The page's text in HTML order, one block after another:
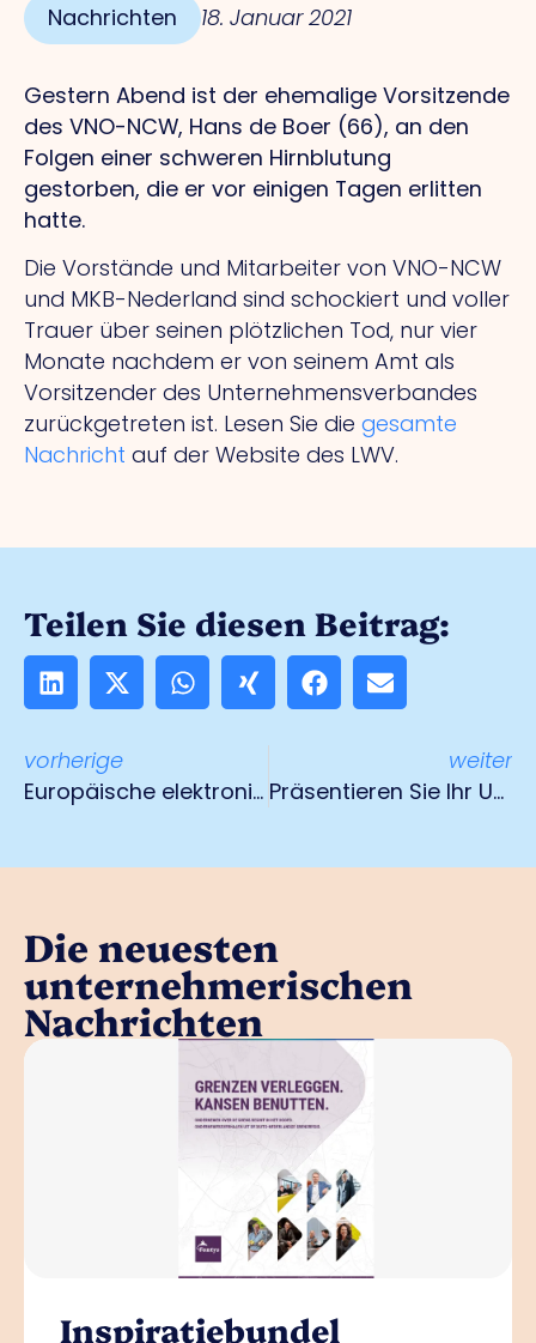
Nachrichten 18. Januar 2021
Gestern Abend ist der ehemalige Vorsitzende
des VNO-NCW, Hans de Boer (66), an den
Folgen einer schweren Hirnblutung
gestorben, die er vor einigen Tagen erlitten
hatte.
Die Vorstände und Mitarbeiter von VNO-NCW
und MKB-Nederland sind schockiert und voller
Trauer über seinen plötzlichen Tod, nur vier
Monate nachdem er von seinem Amt als
Vorsitzender des Unternehmensverbandes
zurückgetreten ist. Lesen Sie die gesamte
Nachricht auf der Website des LWV.
Teilen Sie diesen Beitrag:
vorherige
Europäische elektronische Informationen zum Güterverkehr
weiter
Präsentieren Sie Ihr Unternehmen vor Studenten in der Region
Die neuesten
unternehmerischen
Nachrichten
Inspiratiebundel